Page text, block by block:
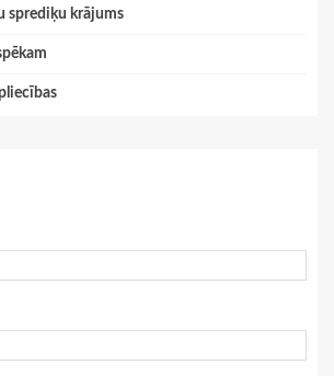
sprediķu krājums